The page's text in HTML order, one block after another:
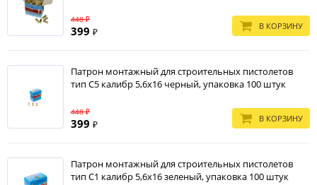
399 ₽
448 ₽
В КОРЗИНУ
Патрон монтажный для строительных пистолетов
тип С5 калибр 5,6х16 черный, упаковка 100 штук
399 ₽
448 ₽
В КОРЗИНУ
Патрон монтажный для строительных пистолетов
тип С1 калибр 5,6х16 зеленый, упаковка 100 штук